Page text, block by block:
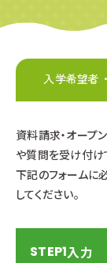
入学希望者・
資料請求・オープ
や質問を受け付け
下記のフォームに
してください。
STEP1入力